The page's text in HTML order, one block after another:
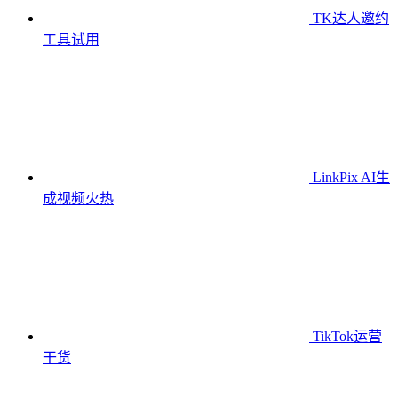
TK达人邀约
工具试用
LinkPix AI生
成视频火热
TikTok运营
干货